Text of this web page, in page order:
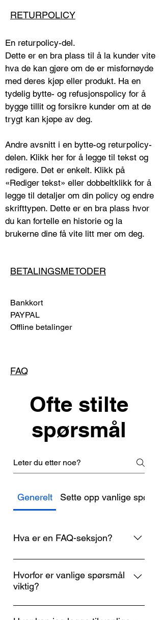
RETURPOLICY
En returpolicy-del.
Dette er en bra plass til å la kunder vite
hva de kan gjøre om de er misfornøyde
med deres kjøp eller produkt. Ha en
tydelig bytte- og refusjonspolicy for å
bygge tillit og forsikre kunder om at de
trygt kan kjøpe av deg.
Andre avsnitt i en bytte-og returpolicy-
delen. Klikk her for å legge til tekst og
redigere. Det er enkelt. Klikk på
«Rediger tekst» eller dobbeltklikk for å
legge til detaljer om din policy og endre
skrifttypen. Dette er en bra plass hvor
du kan fortelle en historie og la
brukerne dine få vite litt mer om deg.
BETALINGSMETODER
Bankkort
PAYPAL
Offline betalinger
FAQ
Ofte stilte
spørsmål
Generelt Sette opp vanlige
Hva er en FAQ-seksjon?
En FAQ-seksjon kan brukes til å
raskt svare på vanlige spørsmål om
virksomheten din som «Hvor frakter
Hvorfor er vanlige spørsmål
viktig?
Vanlige spørsmål er en fin måte å